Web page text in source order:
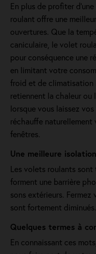
En plus de profiter
roulant offre une
ouvertures. Que la
caniculaire, le volet
pour conséquence une
en limitant votre
froid et de climatisation
retiennent la chaleur ou
lorsque vous laissez
réchauffe
fenêtres.
Une meilleure
Les volets roulants sont
forment une barrière
sons extérieurs.
sont fortement diminués.
Quelques termes à
En connaissant ces